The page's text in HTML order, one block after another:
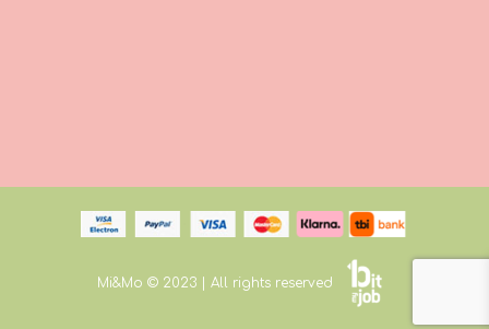
Mi&Mo © 2023 | All rights reserved